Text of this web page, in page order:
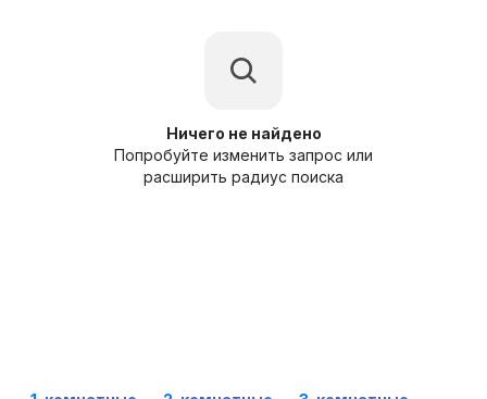
Ничего не найдено
Попробуйте изменить запрос или
расширить радиус поиска